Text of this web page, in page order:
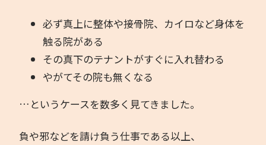
必ず真上に整体や接骨院、カイロなど身体を
触る院がある
その真下のテナントがすぐに入れ替わる
やがてその院も無くなる
…というケースを数多く見てきました。
負や邪などを請け負う仕事である以上、